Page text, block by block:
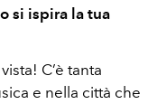
si ispira la tua
C’è tanta
e nella città che